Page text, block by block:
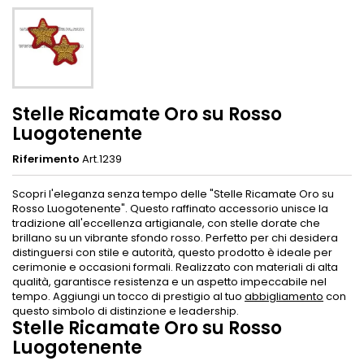
Stelle Ricamate Oro su Rosso
Luogotenente
Riferimento Art.1239
Scopri l'eleganza senza tempo delle "Stelle Ricamate Oro su
Rosso Luogotenente". Questo raffinato accessorio unisce la
tradizione all'eccellenza artigianale, con stelle dorate che
brillano su un vibrante sfondo rosso. Perfetto per chi desidera
distinguersi con stile e autorità, questo prodotto è ideale per
cerimonie e occasioni formali. Realizzato con materiali di alta
qualità, garantisce resistenza e un aspetto impeccabile nel
tempo. Aggiungi un tocco di prestigio al tuo abbigliamento con
questo simbolo di distinzione e leadership.
Stelle Ricamate Oro su Rosso
Luogotenente